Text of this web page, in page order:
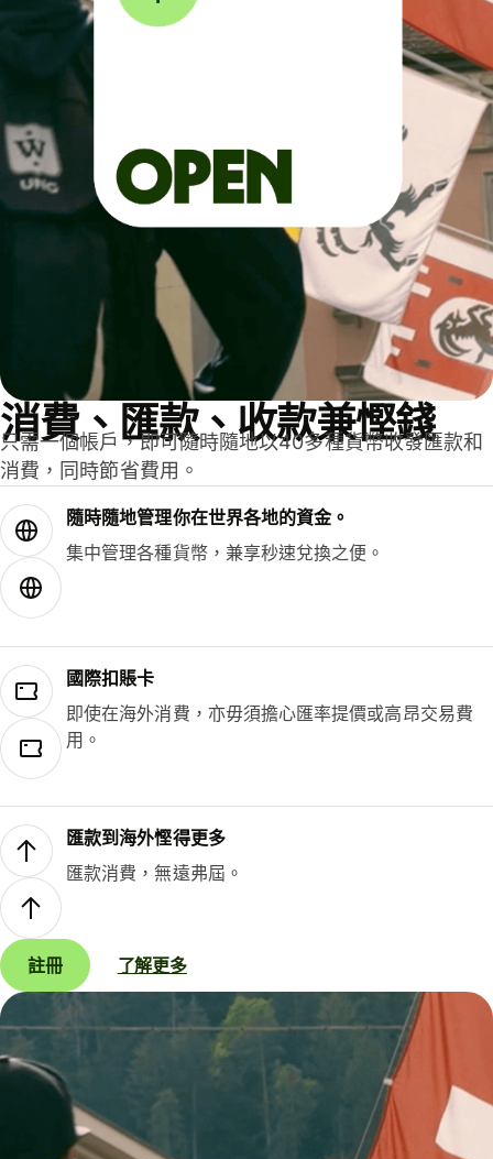
消費、匯款、收款兼慳錢
只需一個帳戶，即可隨時隨地以40多種貨幣收發匯款和
消費，同時節省費用。
隨時隨地管理你在世界各地的資金。
集中管理各種貨幣，兼享秒速兌換之便。
國際扣賬卡
即使在海外消費，亦毋須擔心匯率提價或高昂交易費
用。
匯款到海外慳得更多
匯款消費，無遠弗屆。
註冊 了解更多